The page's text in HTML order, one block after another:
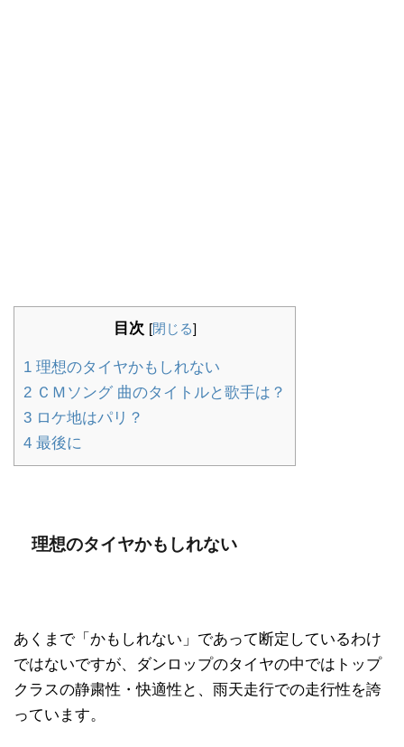
目次 [閉じる]
1 理想のタイヤかもしれない
2 ＣＭソング 曲のタイトルと歌手は？
3 ロケ地はパリ？
4 最後に
理想のタイヤかもしれない
あくまで「かもしれない」であって断定しているわけ
ではないですが、ダンロップのタイヤの中ではトップ
クラスの静粛性・快適性と、雨天走行での走行性を誇
っています。